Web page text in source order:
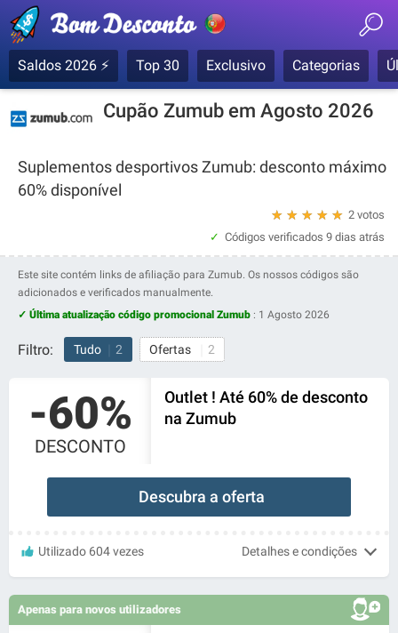
Saldos 2026 ⚡ Top 30 Exclusivo Categorias
Cupão Zumub em Agosto 2026
Suplementos desportivos Zumub: desconto máximo
60% disponível
2 votos
★
★
★
★
★
Códigos verificados 9 dias atrás
Este site contém links de afiliação para Zumub. Os nossos códigos são
adicionados e verificados manualmente.
✓ Última atualização código promocional Zumub : 1 Agosto 2026
Filtro: Tudo 2 Ofertas 2
-60%
DESCONTO
Outlet ! Até 60% de desconto
na Zumub
Descubra a oferta
Utilizado 604 vezes Detalhes e condições
Apenas para novos utilizadores